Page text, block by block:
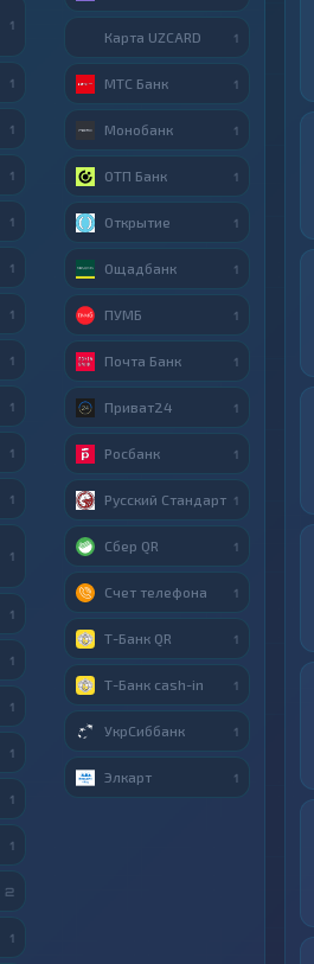
1
1
1
1
1
1
1
1
1
1
1
1
1
1
1
1
1
1
2
1
Карта UZCARD 1
МТС Банк 1
Монобанк 1
ОТП Банк 1
Открытие 1
Ощадбанк 1
ПУМБ 1
Почта Банк 1
Приват24 1
Росбанк 1
Русский Стандарт 1
Сбер QR 1
Счет телефона 1
Т-Банк QR 1
Т-Банк cash-in 1
УкрСиббанк 1
Элкарт 1